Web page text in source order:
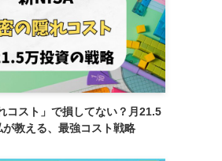
コスト」で損してない？月21.5
教える、最強コスト戦略